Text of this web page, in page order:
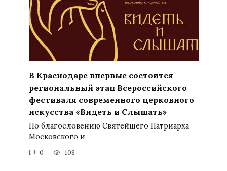
В Краснодаре впервые состоится
региональный этап Всероссийского
фестиваля современного церковного
искусства «Видеть и Слышать»
По благословению Святейшего Патриарха
Московского и
0 108